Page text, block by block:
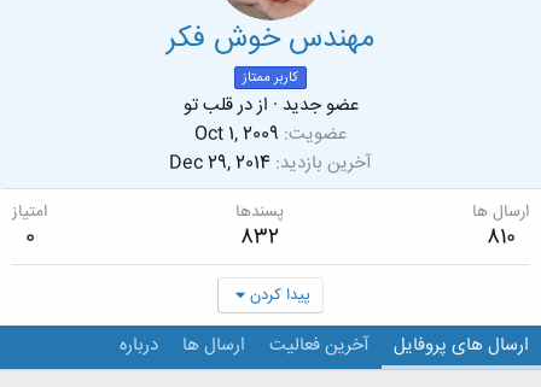
مهندس خوش فکر
کاربر ممتاز
عضو جدید · ازدر قلب تو
عضویت Oct 1, 2009
آخرین بازدید Dec 29, 2014
ارسال ها
810
پسندها
832
امتیاز
0
پیدا کردن
ارسال های پروفایل آخرین فعالیت ارسال ها درباره